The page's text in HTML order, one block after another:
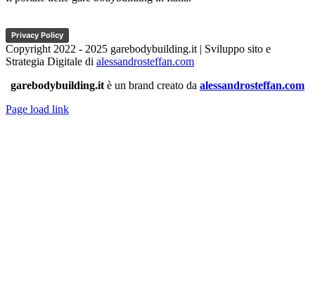
Privacy Policy
Copyright 2022 - 2025 garebodybuilding.it | Sviluppo sito e
Strategia Digitale di alessandrosteffan.com
garebodybuilding.it è un brand creato da alessandrosteffan.com
Page load link